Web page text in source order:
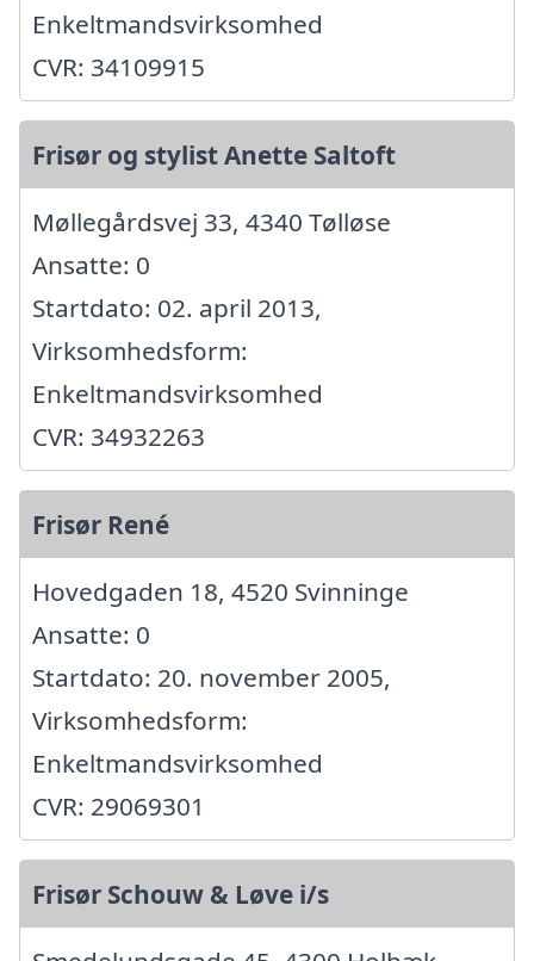
Enkeltmandsvirksomhed
CVR: 34109915
Frisør og stylist Anette Saltoft
Møllegårdsvej 33, 4340 Tølløse
Ansatte: 0
Startdato: 02. april 2013,
Virksomhedsform:
Enkeltmandsvirksomhed
CVR: 34932263
Frisør René
Hovedgaden 18, 4520 Svinninge
Ansatte: 0
Startdato: 20. november 2005,
Virksomhedsform:
Enkeltmandsvirksomhed
CVR: 29069301
Frisør Schouw & Løve i/s